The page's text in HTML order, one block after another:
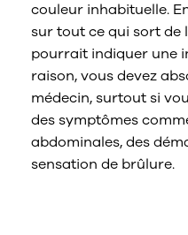
couleur inhabituelle.
sur tout ce qui sort de
pourrait indiquer une
raison, vous devez
médecin, surtout si
des symptômes
abdominales, des
sensation de brûlure.